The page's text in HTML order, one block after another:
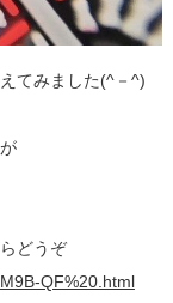
てみました(^－^)
どうぞ
QF%20.html